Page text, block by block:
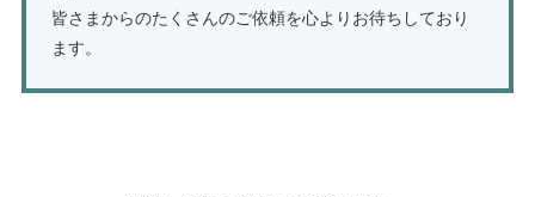
皆さまからのたくさんのご依頼を心よりお待ちしており
ます。